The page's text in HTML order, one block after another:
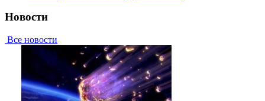
Новости
Все новости